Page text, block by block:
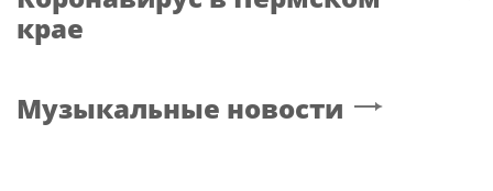
крае
Музыкальные новости